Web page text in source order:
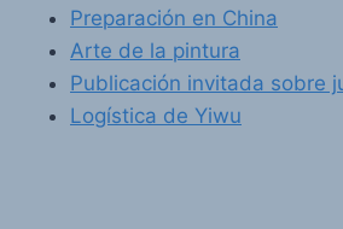
Preparación en China
Arte de la pintura
Publicación invitada sobre
Logística de Yiwu